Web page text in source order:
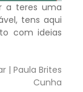
a teres uma
tens aqui
com ideias
| Paula Brites
Cunha